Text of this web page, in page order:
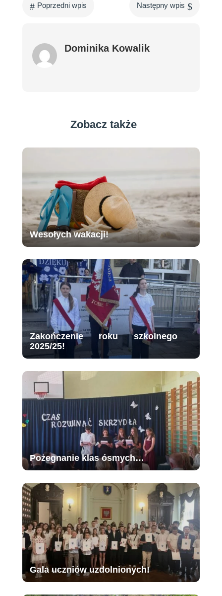
# Poprzedni wpis Następny wpis $
Dominika Kowalik
Zobacz także
Wesołych wakacji!
Zakończenie roku szkolnego
2025/25!
Pożegnanie klas ósmych…
Gala uczniów uzdolnionych!